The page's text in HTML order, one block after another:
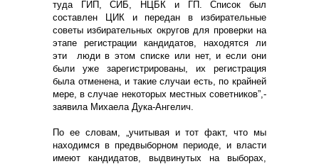
туда ГИП, СИБ, НЦБК и ГП. Список был
составлен ЦИК и передан в избирательные
советы избирательных округов для проверки на
этапе регистрации кандидатов, находятся ли
эти люди в этом списке или нет, и если они
были уже зарегистрированы, их регистрация
была отменена, и такие случаи есть, по крайней
мере, в случае некоторых местных советников”,-
заявила Михаела Дука-Ангелич.
По ее словам, „учитывая и тот факт, что мы
находимся в предвыборном периоде, и власти
имеют кандидатов, выдвинутых на выборах,